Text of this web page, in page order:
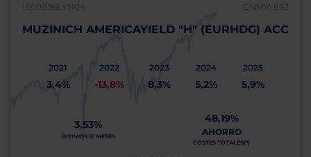
IE00B96LYN04 CNMV: 862
MUZINICH AMERICAYIELD "H" (EURHDG) ACC
2021
3,4%
2022
-13,8%
2023
8,3%
2024
5,2%
2025
5,9%
3,53%
ÚLTIMOS 12 MESES
48,19%
AHORRO
COSTES TOTALES(*)